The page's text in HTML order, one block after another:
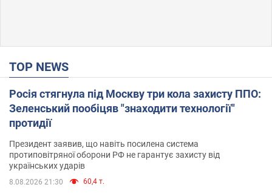
TOP NEWS
Росія стягнула під Москву три кола захисту ППО:
Зеленський пообіцяв "знаходити технології"
протидії
Президент заявив, що навіть посилена система
протиповітряної оборони РФ не гарантує захисту від
українських ударів
8.08.2026 21:30 60,4 т.